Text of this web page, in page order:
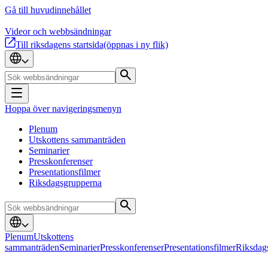
Gå till huvudinnehållet
Videor och webbsändningar
Till riksdagens startsida(öppnas i ny flik)
Hoppa över navigeringsmenyn
Plenum
Utskottens sammanträden
Seminarier
Presskonferenser
Presentationsfilmer
Riksdagsgrupperna
PlenumUtskottens
sammanträdenSeminarierPresskonferenserPresentationsfilmer